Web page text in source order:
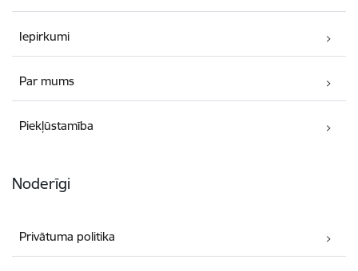
Iepirkumi
Par mums
Piekļūstamība
Noderīgi
Privātuma politika